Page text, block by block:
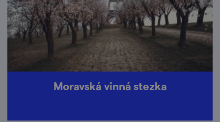
Moravská vinná stezka